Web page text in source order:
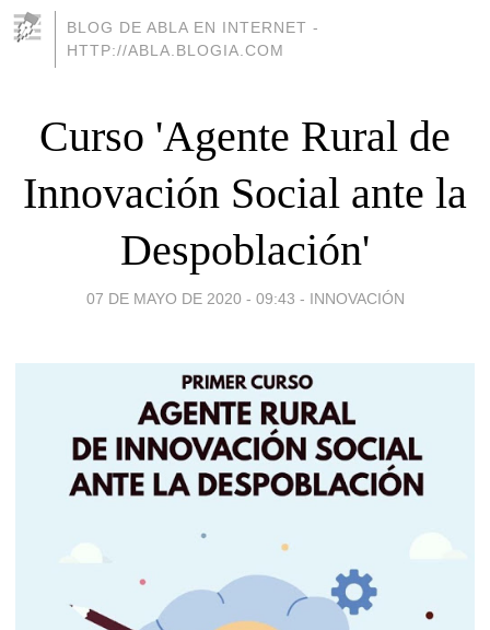
BLOG DE ABLA EN INTERNET -
HTTP://ABLA.BLOGIA.COM
Curso 'Agente Rural de
Innovación Social ante la
Despoblación'
07 DE MAYO DE 2020 - 09:43 - INNOVACIÓN